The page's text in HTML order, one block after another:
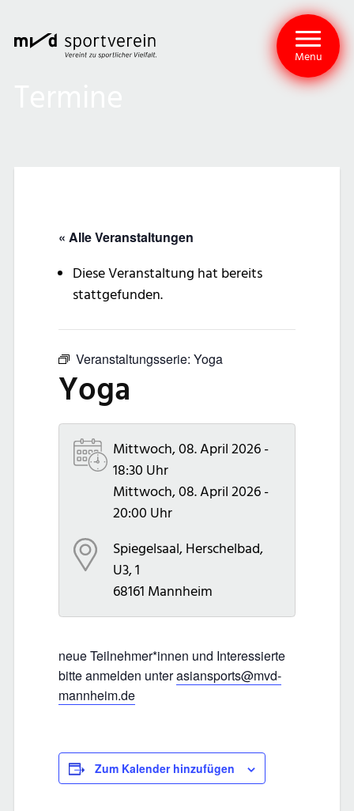
Menu
« Alle Veranstaltungen
Diese Veranstaltung hat bereits
stattgefunden.
Veranstaltungsserie: Yoga
Yoga
Mittwoch, 08. April 2026 -
18:30 Uhr
Mittwoch, 08. April 2026 -
20:00 Uhr
Spiegelsaal, Herschelbad,
U3, 1
68161 Mannheim
neue Teilnehmer*innen und Interessierte
bitte anmelden unterasiansports@mvd-
mannheim.de
Zum Kalender hinzufügen